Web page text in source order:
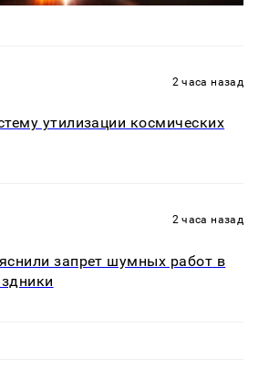
2 часа назад
утилизации космических
2 часа назад
запрет шумных работ в